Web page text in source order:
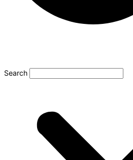
Search